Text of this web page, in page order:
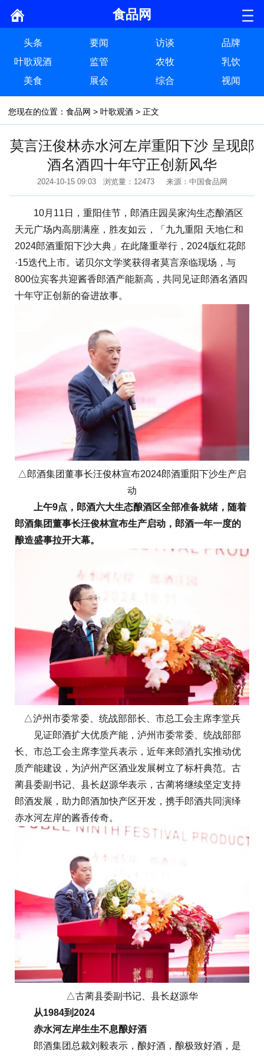
食品网
头条 要闻 访谈
品牌
叶歌观酒
监管 农牧
乳饮
美食
展会 综合 视闻
您现在的位置： 食品网 > 叶歌观酒 > 正文
莫言汪俊林赤水河左岸重阳下沙 呈现郎
酒名酒四十年守正创新风华
2024-10-15 09:03 浏览量：12473 来源：中国食品网
10月11日，重阳佳节，郎酒庄园吴家沟生态酿酒区
天元广场内高朋满座，胜友如云，「九九重阳 天地仁和
2024郎酒重阳下沙大典」在此隆重举行，2024版红花郎
·15迭代上市。诺贝尔文学奖获得者莫言亲临现场，与
800位宾客共迎酱香郎酒产能新高，共同见证郎酒名酒四
十年守正创新的奋进故事。
△郎酒集团董事长汪俊林宣布2024郎酒重阳下沙生产启
动
上午9点，郎酒六大生态酿酒区全部准备就绪，随着
郎酒集团董事长汪俊林宣布生产启动，郎酒一年一度的
酿造盛事拉开大幕。
△泸州市委常委、统战部部长、市总工会主席李堂兵
见证郎酒扩大优质产能，泸州市委常委、统战部部
长、市总工会主席李堂兵表示，近年来郎酒扎实推动优
质产能建设，为泸州产区酒业发展树立了标杆典范。古
蔺县委副书记、县长赵源华表示，古蔺将继续坚定支持
郎酒发展，助力郎酒加快产区开发，携手郎酒共同演绎
赤水河左岸的酱香传奇。
△古蔺县委副书记、县长赵源华
从1984到2024
赤水河左岸生生不息酿好酒
郎酒集团总裁刘毅表示，酿好酒，酿极致好酒，是